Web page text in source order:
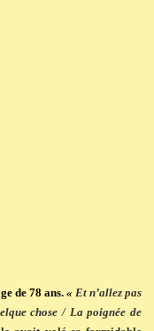
de 78 ans. « Et n’allez pas
chose / La poignée de